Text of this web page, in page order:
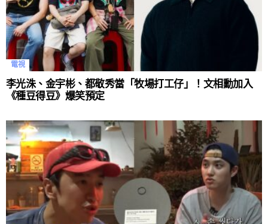
電視
李光洙、金宇彬、都敬秀當「牧場打工仔」！文相勳加入
《種豆得豆》爆笑預定